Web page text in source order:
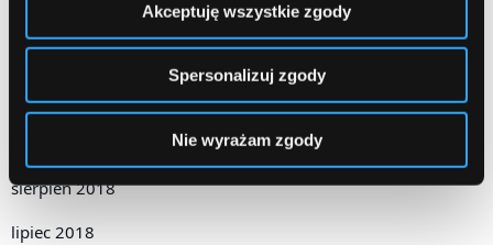
Akceptuję wszystkie zgody
Spersonalizuj zgody
Nie wyrażam zgody
listopad 2018
październik 2018
sierpień 2018
lipiec 2018